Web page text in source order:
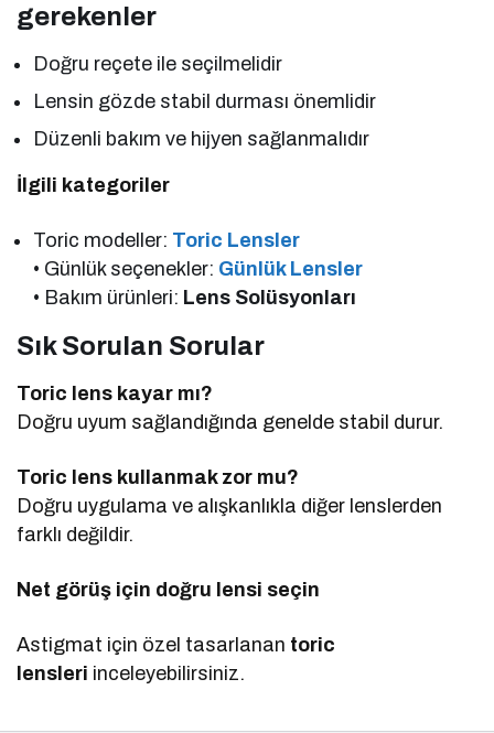
gerekenler
Doğru reçete ile seçilmelidir
Lensin gözde stabil durması önemlidir
Düzenli bakım ve hijyen sağlanmalıdır
İlgili kategoriler
Toric modeller: Toric Lensler
• Günlük seçenekler: Günlük Lensler
• Bakım ürünleri: Lens Solüsyonları
Sık Sorulan Sorular
Toric lens kayar mı?
Doğru uyum sağlandığında genelde stabil durur.
Toric lens kullanmak zor mu?
Doğru uygulama ve alışkanlıkla diğer lenslerden
farklı değildir.
Net görüş için doğru lensi seçin
Astigmat için özel tasarlanan toric
lensleri inceleyebilirsiniz.